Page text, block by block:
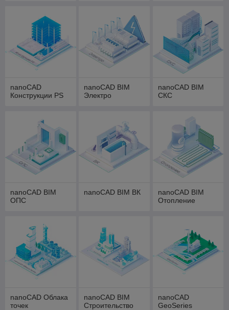
nanoCAD
Конструкции PS
nanoCAD BIM
Электро
nanoCAD BIM
СКС
nanoCAD BIM
ОПС
nanoCAD BIM ВК
nanoCAD BIM
Отопление
nanoCAD Облака
точек
nanoCAD BIM
Строительство
nanoCAD
GeoSeries